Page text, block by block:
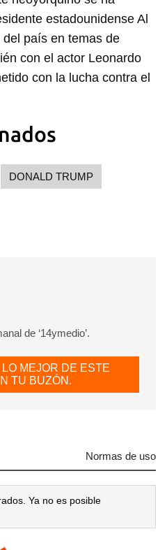
estadounidense Al
país en temas de
con el actor Leonardo
con la lucha contra el
DONALD TRUMP
de ‘14ymedio’.
MEJOR DE ESTE
TU BUZÓN.
Normas de uso
Ya no es posible